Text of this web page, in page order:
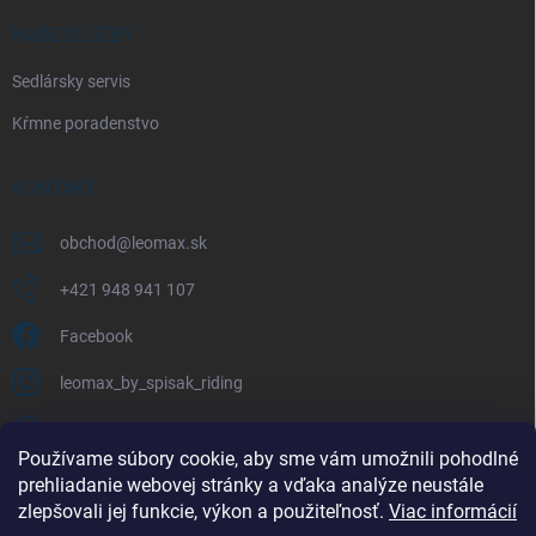
Používame súbory cookie, aby sme vám umožnili pohodlné
prehliadanie webovej stránky a vďaka analýze neustále
zlepšovali jej funkcie, výkon a použiteľnosť. Viac informácií
NAŠE SLUŽBY
Sedlársky servis
Kŕmne poradenstvo
KONTAKT
obchod@ leomax.sk
+421 948 941 107
Facebook
leomax_by_spisak_riding
FACEBOOK